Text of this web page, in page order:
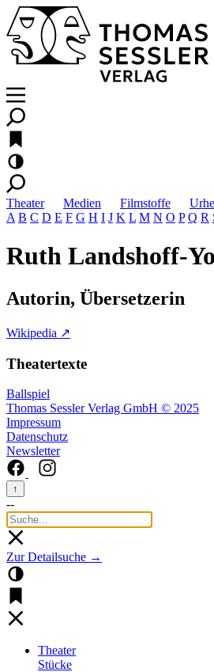
Theater Medien Filmstoffe
A B C D E F G H I J K L M N O P Q R
Ruth Landshoff-
Autorin, Übersetzerin
Wikipedia ↗
Theatertexte
Ballspiel
Thomas Sessler Verlag GmbH © 2025
Impressum
Datenschutz
Newsletter
↑
--
Zur Detailsuche →
Theater
Stücke